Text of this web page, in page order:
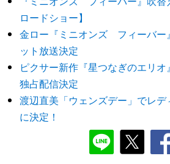
ロードショー】
金ロー『ミニオンズ フィーバー
ット放送決定
ピクサー新作『星つなぎのエリ
独占配信決定
渡辺直美「ウェンズデー」でレ
に決定！